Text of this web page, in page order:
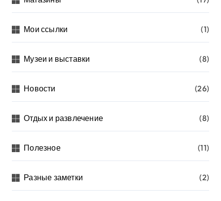
Мои ссылки (1)
Музеи и выставки (8)
Новости (26)
Отдых и развлечение (8)
Полезное (11)
Разные заметки (2)